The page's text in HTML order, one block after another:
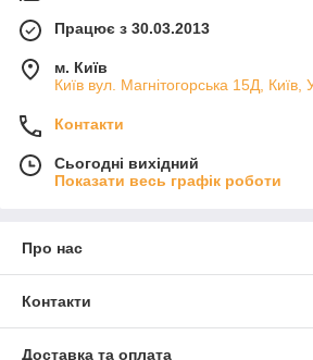
Працює з 30.03.2013
м. Київ
Київ вул. Магнiтогорська 15Д, Київ,
Контакти
Сьогодні вихідний
Показати весь графік роботи
Про нас
Контакти
Доставка та оплата